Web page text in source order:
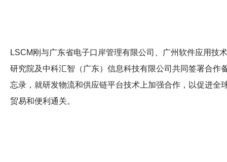
LSCM刚与广东省电子口岸管理有限公司、广州软件应用技术
研究院及中科汇智（广东）信息科技有限公司共同签署合作
忘录，就研发物流和供应链平台技术上加强合作，以促进全
贸易和便利通关。